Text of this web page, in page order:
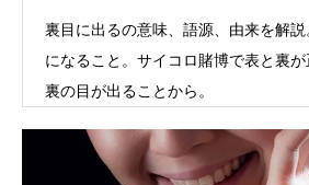
裏目に出るの意味、語源、由来を解
になること。サイコロ賭博で表と裏
裏の目が出ることから。